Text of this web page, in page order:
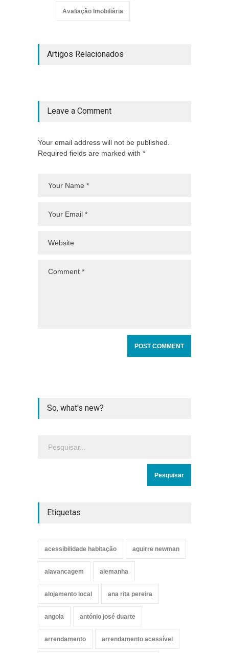
Avaliação Imobiliária
Artigos Relacionados
Leave a Comment
Your email address will not be published.
Required fields are marked with *
So, what's new?
Etiquetas
acessibilidade habitação aguirre newman
alavancagem alemanha
alojamento local ana rita pereira
angola antónio josé duarte
arrendamento arrendamento acessível